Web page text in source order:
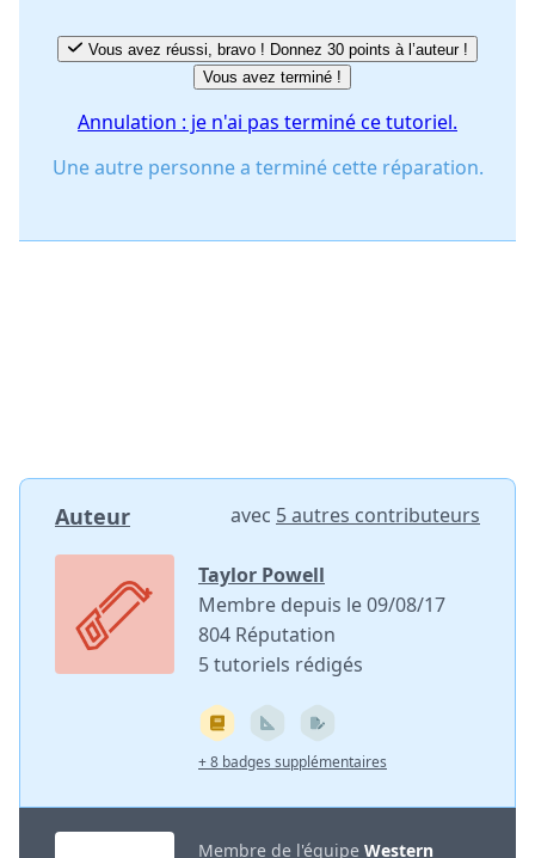
Vous avez réussi, bravo ! Donnez 30 points à l’auteur !
Vous avez terminé !
Annulation : je n'ai pas terminé ce tutoriel.
Une autre personne a terminé cette réparation.
Auteur avec 5 autres contributeurs
Taylor Powell
Membre depuis le 09/08/17
804 Réputation
5 tutoriels rédigés
+ 8 badges supplémentaires
Membre de l'équipe Western